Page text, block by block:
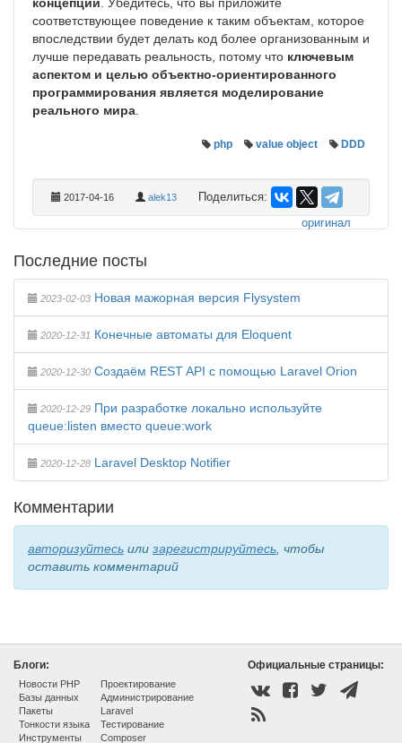
соответствующее поведение к таким объектам, которое
впоследствии будет делать код более организованным и
лучше передавать реальность, потому что ключевым
аспектом и целью объектно-ориентированного
программирования является моделирование
реального мира
php value object DDD
2017-04-16 alek13
Поделиться:
оригинал
Последние посты
2023-02-03 Новая мажорная версия Flysystem
2020-12-31 Конечные автоматы для Eloquent
2020-12-30 Создаём REST API с помощью Laravel Orion
2020-12-29 При разработке локально используйте
queue:listen вместо queue:work
2020-12-28 Laravel Desktop Notifier
Комментарии
авторизуйтесь или зарегистрируйтесь , чтобы
оставить комментарий
Блоги:
Новости PHP
Базы данных
Пакеты
Тонкости языка
Инструменты
Проектирование
Администрирование
Laravel
Тестирование
Composer
Официальные страницы: